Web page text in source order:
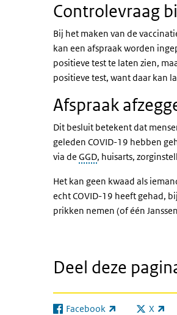
Controlevraag
Bij het maken van de
kan een afspraak worden
positieve test te laten zien,
positieve test, want daar kan
Afspraak
Dit besluit betekent dat
geleden COVID-19 hebben
via de GGD, huisarts,
Het kan geen kwaad als
echt COVID-19 heeft gehad,
prikken nemen (of één
Deel deze
Facebook
(externe link) X
(externe